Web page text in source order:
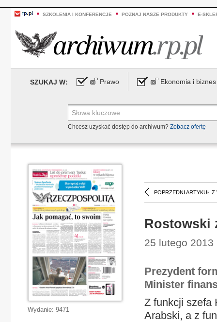
SZKOLENIA I KONFERENCJE POZNAJ NASZE PRODUKTY E-
SZUKAJ W: Prawo Ekonomia i biznes
Chcesz uzyskać dostęp do archiwum? Zobacz ofertę
POPRZEDNI ARTYKUŁ Z
Rostowski
25 lutego 2013
Prezydent
Minister
Z funkcji szefa
Arabski, a z
Wydanie: 9471